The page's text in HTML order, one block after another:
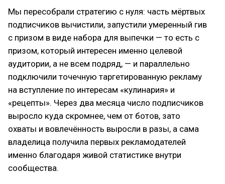
Мы пересобрали стратегию с нуля: часть мёртвых
подписчиков вычистили, запустили умеренный гив
с призом в виде набора для выпечки — то есть с
призом, который интересен именно целевой
аудитории, а не всем подряд, — и параллельно
подключили точечную таргетированную рекламу
на вступление по интересам «кулинария» и
«рецепты». Через два месяца число подписчиков
выросло куда скромнее, чем от ботов, зато
охваты и вовлечённость выросли в разы, а сама
владелица получила первых рекламодателей
именно благодаря живой статистике внутри
сообщества.